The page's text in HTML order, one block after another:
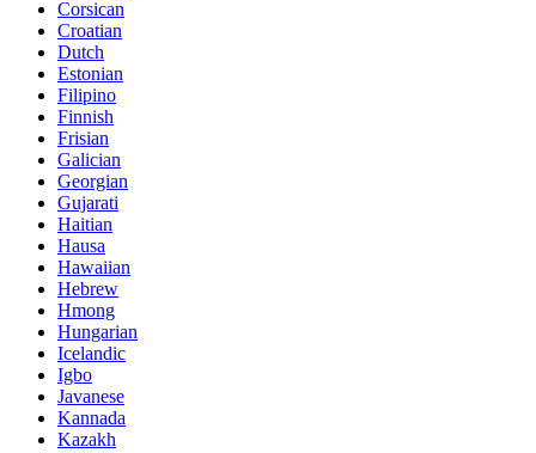
Corsican
Croatian
Dutch
Estonian
Filipino
Finnish
Frisian
Galician
Georgian
Gujarati
Haitian
Hausa
Hawaiian
Hebrew
Hmong
Hungarian
Icelandic
Igbo
Javanese
Kannada
Kazakh